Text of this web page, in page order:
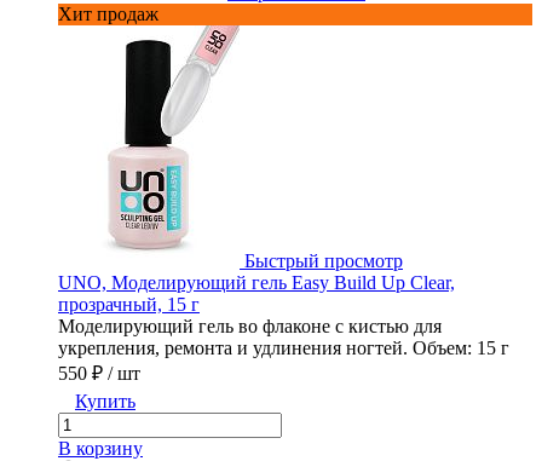
Хит продаж
Быстрый просмотр
UNO, Моделирующий гель Easy Build Up Clear,
прозрачный, 15 г
Моделирующий гель во флаконе с кистью для
укрепления, ремонта и удлинения ногтей. Объем: 15 г
550 ₽ / шт
Купить
В корзину